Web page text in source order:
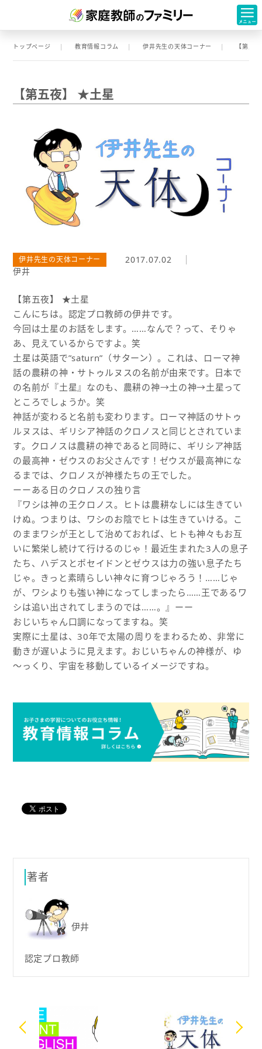
トップページ 教育情報コラム 伊井先生の天体コーナー 【第五
【第五夜】 ★土星
伊井先生の天体コーナー
2017.07.02
伊井
【第五夜】 ★土星
こんにちは。認定プロ教師の伊井です。
今回は土星のお話をします。……なんで？って、そりゃ
あ、見えているからですよ。笑
土星は英語で”saturn”（サターン）。これは、ローマ神
話の農耕の神・サトゥルヌスの名前が由来です。日本で
の名前が『土星』なのも、農耕の神→土の神→土星って
ところでしょうか。笑
神話が変わると名前も変わります。ローマ神話のサトゥ
ルヌスは、ギリシア神話のクロノスと同じとされていま
す。クロノスは農耕の神であると同時に、ギリシア神話
の最高神・ゼウスのお父さんです！ゼウスが最高神にな
るまでは、クロノスが神様たちの王でした。
ーーある日のクロノスの独り言
『ワシは神の王クロノス。ヒトは農耕なしには生きてい
けぬ。つまりは、ワシのお陰でヒトは生きていける。こ
のままワシが王として治めておれば、ヒトも神々もお互
いに繁栄し続けて行けるのじゃ！最近生まれた3人の息子
たち、ハデスとポセイドンとゼウスは力の強い息子たち
じゃ。きっと素晴らしい神々に育つじゃろう！……じゃ
が、ワシよりも強い神になってしまったら……王であるワ
シは追い出されてしまうのでは……。』ーー
おじいちゃん口調になってますね。笑
実際に土星は、30年で太陽の周りをまわるため、非常に
動きが遅いように見えます。おじいちゃんの神様が、ゆ
～っくり、宇宙を移動しているイメージですね。
著者
伊井
認定プロ教師